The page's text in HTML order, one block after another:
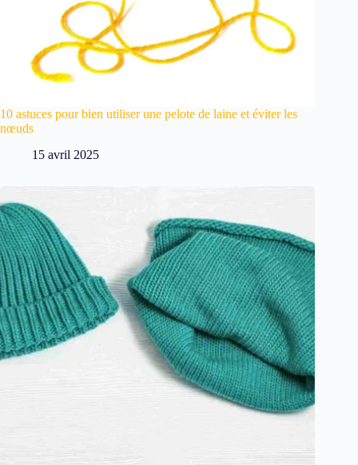
10 astuces pour bien utiliser une pelote de laine et éviter les
nœuds
15 avril 2025